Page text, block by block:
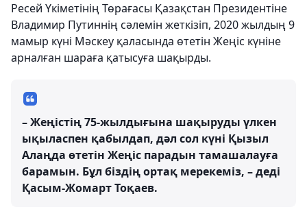
Ресей Үкіметінің Төрағасы Қазақстан Президентіне
Владимир Путиннің сәлемін жеткізіп, 2020 жылдың 9
мамыр күні Мәскеу қаласында өтетін Жеңіс күніне
арналған шараға қатысуға шақырды.
– Жеңістің 75-жылдығына шақыруды үлкен
ықыласпен қабылдап, дәл сол күні Қызыл
Алаңда өтетін Жеңіс парадын тамашалауға
барамын. Бұл біздің ортақ мерекеміз, – деді
Қасым-Жомарт Тоқаев.